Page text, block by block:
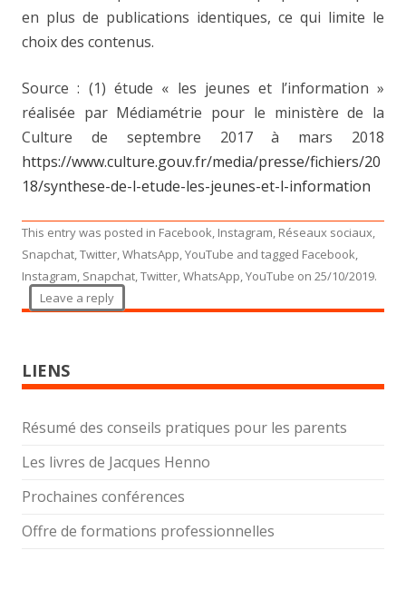
en plus de publications identiques, ce qui limite le
choix des contenus.
Source : (1) étude « les jeunes et l’information »
réalisée par Médiamétrie pour le ministère de la
Culture de septembre 2017 à mars 2018
https://www.culture.gouv.fr/media/presse/fichiers/20
18/synthese-de-l-etude-les-jeunes-et-l-information
This entry was posted in Facebook, Instagram, Réseaux sociaux,
Snapchat,Twitter,WhatsApp,YouTube and tagged Facebook,
Instagram, Snapchat,Twitter,WhatsApp,YouTube on 25/10/2019.
Leave a reply
LIENS
Résumé des conseils pratiques pour les parents
Les livres de Jacques Henno
Prochaines conférences
Offre de formations professionnelles